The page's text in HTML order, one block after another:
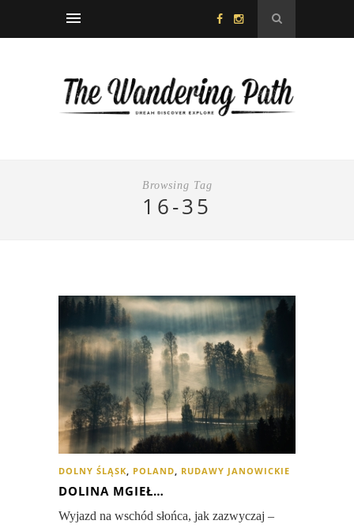
Browsing Tag
16-35
DOLNY ŚLĄSK POLAND RUDAWY JANOWICKIE
DOLINA MGIEŁ…
Wyjazd na wschód słońca, jak zazwyczaj –